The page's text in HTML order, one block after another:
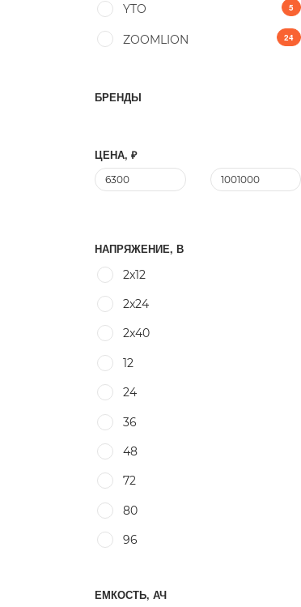
YTO 5
ZOOMLION 24
БРЕНДЫ
ЦЕНА, ₽
НАПРЯЖЕНИЕ, В
2x12
2x24
2x40
12
24
36
48
72
80
96
ЕМКОСТЬ, АЧ